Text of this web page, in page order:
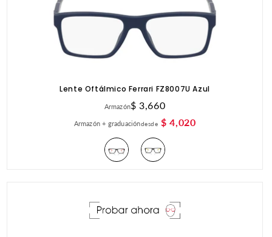
Lente Oftálmico Ferrari FZ8007U Azul
ArmazónPrecio
habitual
$ 3,660
Armazón + graduacióndesde $ 4,020